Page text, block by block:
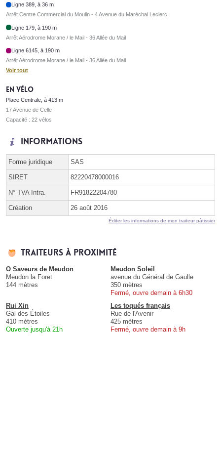
Ligne 389, à 36 m
Arrêt Centre Commercial du Moulin - 4 Avenue du Maréchal Leclerc
Ligne 179, à 190 m
Arrêt Aérodrome Morane / le Mail - 36 Allée du Mail
Ligne 6145, à 190 m
Arrêt Aérodrome Morane / le Mail - 36 Allée du Mail
Voir tout
En vélo
Place Centrale, à 413 m
17 Avenue de Celle
Capacité : 22 vélos
Informations
Forme juridique SAS
SIRET 82220478000016
N° TVA Intra. FR91822204780
Création 26 août 2016
Éditer les informations de mon traiteur pâtissier
Traiteurs à proximité
O Saveurs de Meudon
Meudon la Foret
144 mètres
Meudon Soleil
avenue du Général de Gaulle
350 mètres
Fermé, ouvre demain à 6h30
Rui Xin
Gal des Étoiles
410 mètres
Ouverte jusqu'à 21h
Les toqués français
Rue de l'Avenir
425 mètres
Fermé, ouvre demain à 9h